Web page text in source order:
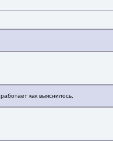
как выяснилось.